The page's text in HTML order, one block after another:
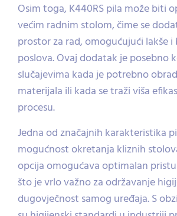
Osim toga, K440RS pila može biti
većim radnim stolom, čime se
prostor za rad, omogućujući lakše
poslova. Ovaj dodatak je posebno
slučajevima kada je potrebno
materijala ili kada se traži viša
procesu.
Jedna od značajnih karakteristika
mogućnost okretanja kliznih
opcija omogućava optimalan
što je vrlo važno za održavanje
dugovječnost samog uređaja. S